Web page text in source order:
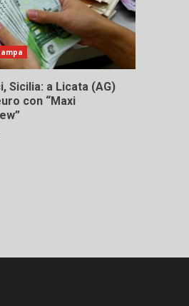
Sicilia: a Licata (AG)
con “Maxi